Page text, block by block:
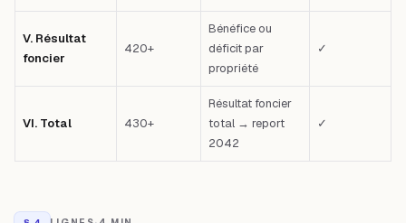
V. Résultat
foncier
420+
Bénéfice ou
déficit par
propriété
✓
VI. Total 430+
Résultat foncier
total → report
2042
✓